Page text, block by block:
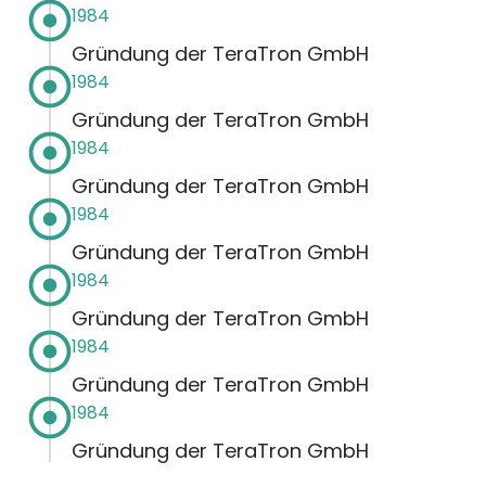
1984
Gründung der TeraTron GmbH
1984
Gründung der TeraTron GmbH
1984
Gründung der TeraTron GmbH
1984
Gründung der TeraTron GmbH
1984
Gründung der TeraTron GmbH
1984
Gründung der TeraTron GmbH
1984
Gründung der TeraTron GmbH